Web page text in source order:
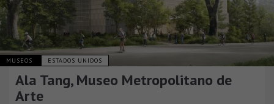
MUSEOS ESTADOS UNIDOS
Ala Tang, Museo Metropolitano de
Arte